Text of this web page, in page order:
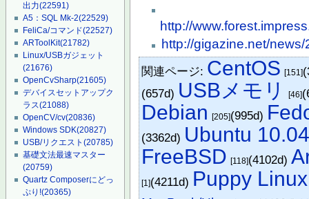
出力(22591)
A5：SQL Mk-2(22529)
FeliCa/コマンド(22527)
ARToolKit(21782)
Linux/USBガジェット
(21676)
OpenCvSharp(21605)
デバイスセットアップク
ラス(21088)
OpenCV/cv(20836)
Windows SDK(20827)
USB/リクエスト(20785)
基礎文法最速マスター
(20759)
Quartz Composerにどっ
ぷり!(20365)
http://
http://gigazine.net/
関連ページ: CentOS [151]
(657d) USBメモリ [46]
Debian [205](995d)
(3362d) Ubuntu
FreeBSD [118](4102d)
[1](4211d) Puppy Linux